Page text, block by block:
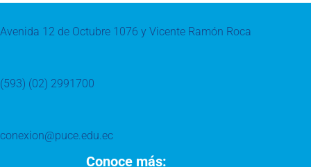
Avenida 12 de Octubre 1076 y Vicente Ramón Roca
(593) (02) 2991700
conexion@puce.edu.ec
Conoce más: